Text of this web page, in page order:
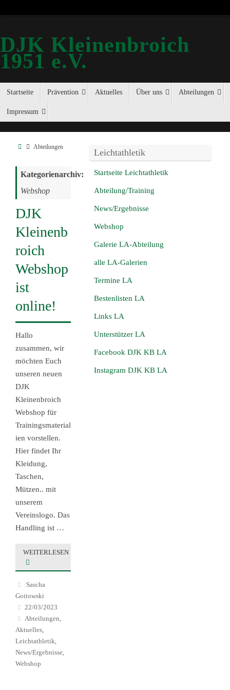
DJK Kleinenbroich
1951 e.V.
Startseite Prävention Aktuelles Über uns Abteilungen
Impressum
Abteilungen
Kategorienarchiv:
Webshop
DJK
Kleinenb
roich
Webshop
ist
online!
Hallo
zusammen, wir
möchten Euch
unseren neuen
DJK
Kleinenbroich
Webshop für
Trainingsmaterial
ien vorstellen.
Hier findet Ihr
Kleidung,
Taschen,
Mützen.. mit
unserem
Vereinslogo. Das
Handling ist …
WEITERLESEN
Sascha
Goitowski
22/03/2023
Abteilungen,
Aktuelles,
Leichtathletik,
News/Ergebnisse,
Webshop
Leichtathletik
Startseite Leichtathletik
Abteilung/Training
News/Ergebnisse
Webshop
Galerie LA-Abteilung
alle LA-Galerien
Termine LA
Bestenlisten LA
Links LA
Unterstützer LA
Facebook DJK KB LA
Instagram DJK KB LA